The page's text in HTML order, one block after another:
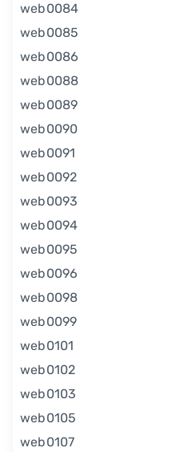
web0084
web0085
web0086
web0088
web0089
web0090
web0091
web0092
web0093
web0094
web0095
web0096
web0098
web0099
web0101
web0102
web0103
web0105
web0107